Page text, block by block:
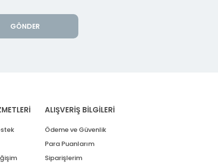
GÖNDER
ALIŞVERİŞ BİLGİLERİ
Ödeme ve Güvenlik
Para Puanlarım
Siparişlerim